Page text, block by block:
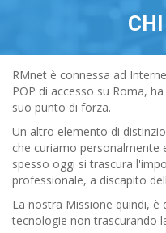
RMnet è connessa ad
POP di accesso su Roma,
suo punto di forza.
Un altro elemento di
che curiamo personalmente
spesso oggi si trascura
professionale, a discapito
La nostra Missione quindi, è
tecnologie non trascurando